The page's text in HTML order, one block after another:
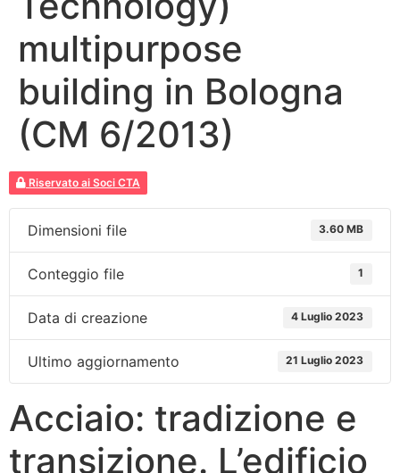
multipurpose
building in Bologna
(CM 6/2013)
Riservato ai Soci CTA
Dimensioni file 3.60 MB
Conteggio file 1
Data di creazione 4 Luglio 2023
Ultimo aggiornamento 21 Luglio 2023
Acciaio: tradizione e
transizione. L’edificio